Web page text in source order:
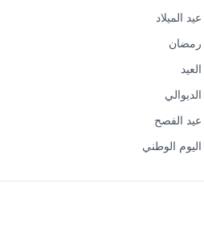
عيد الميلاد
رمضان
العيد
الديوالي
عيد الفصح
اليوم الوطني